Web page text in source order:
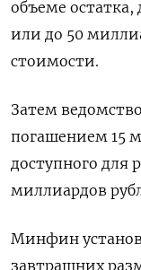
объеме
или до 50
стоимости.
Затем
погашением 15
доступного для
миллиардов
Минфин
завтрашних